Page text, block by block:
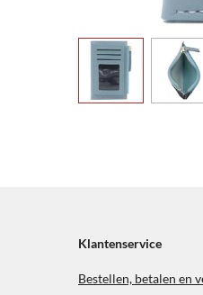
Klantenservice
Bestellen, betalen en